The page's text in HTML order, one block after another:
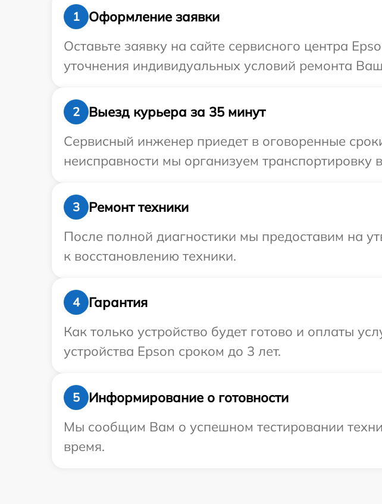
1
Оформление заявки
Оставьте заявку на сайте сервисного центра
уточнения индивидуальных условий ремонта
2
Выезд курьера за 35 минут
Сервисный инженер приедет в оговоренные
неисправности мы организуем транспортировку
3
Ремонт техники
После полной диагностики мы предоставим на
к восстановлению техники.
4
Гарантия
Как только устройство будет готово и оплаты
устройства Epson сроком до 3 лет.
5
Информирование о готовности
Мы сообщим Вам о успешном тестировании
время.